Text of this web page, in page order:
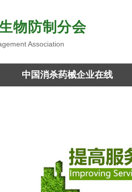
物防制分会
Association
中国消杀药械企业在线